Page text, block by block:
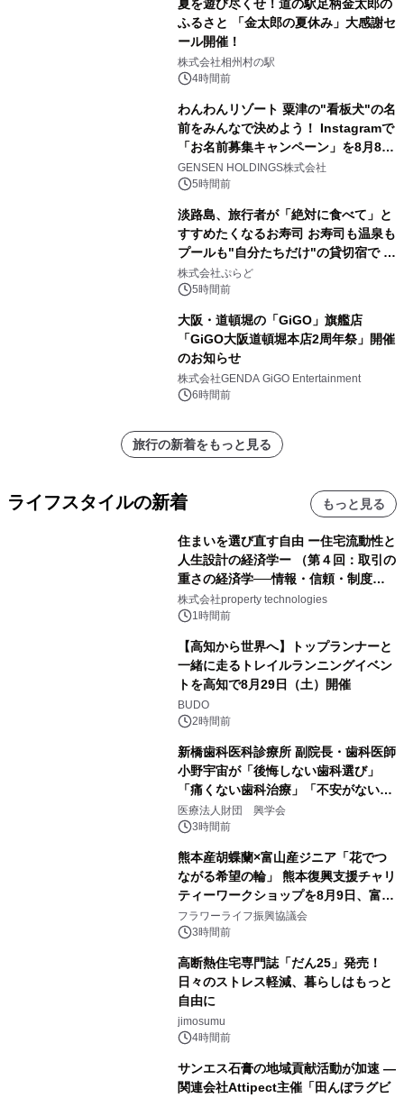
夏を遊び尽くせ！道の駅足柄金太郎の
ふるさと 「金太郎の夏休み」大感謝セ
ール開催！
株式会社相州村の駅
4時間前
わんわんリゾート 粟津の"看板犬"の名
前をみんなで決めよう！ Instagramで
「お名前募集キャンペーン」を8月8日
(土)より開催
GENSEN HOLDINGS株式会社
5時間前
淡路島、旅行者が「絶対に食べて」と
すすめたくなるお寿司 お寿司も温泉も
プールも"自分たちだけ"の貸切宿で 1
日1組限定「岩屋温泉 絵島別庭 海と
森」の握り寿司プラン
株式会社ぷらど
5時間前
大阪・道頓堀の「GiGO」旗艦店
「GiGO大阪道頓堀本店2周年祭」開催
のお知らせ
株式会社GENDA GiGO Entertainment
6時間前
旅行の新着をもっと見る
ライフスタイルの新着 もっと見る
住まいを選び直す自由 ー住宅流動性と
人生設計の経済学ー （第４回：取引の
重さの経済学──情報・信頼・制度を
PropTechはどう組み替えるか）｜
PropTech-Lab
株式会社property technologies
1時間前
【高知から世界へ】トップランナーと
一緒に走るトレイルランニングイベン
トを高知で8月29日（土）開催
BUDO
2時間前
新橋歯科医科診療所 副院長・歯科医師
小野宇宙が「後悔しない歯科選び」
「痛くない歯科治療」「不安がない治
療計画」をテーマに専門監修
医療法人財団 興学会
3時間前
熊本産胡蝶蘭×富山産ジニア「花でつ
ながる希望の輪」 熊本復興支援チャリ
ティーワークショップを8月9日、富
山・射水で開催
フラワーライフ振興協議会
3時間前
高断熱住宅専門誌「だん25」発売！
日々のストレス軽減、暮らしはもっと
自由に
jimosumu
4時間前
サンエス石膏の地域貢献活動が加速 ―
関連会社Attipect主催「田んぼラグビ